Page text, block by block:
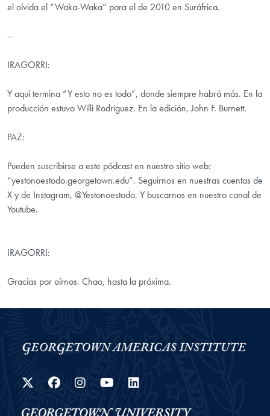
el olvida el “Waka-Waka” para el de 2010 en Suráfrica.
--
IRAGORRI:
Y aquí termina “Y esto no es todo”, donde siempre habrá más. En la
producción estuvo Willi Rodríguez. En la edición, John F. Burnett.
PAZ:
Pueden suscribirse a este pódcast en nuestro sitio web:
“yestonoestodo.georgetown.edu”. Seguirnos en nuestras cuentas de
X y de Instagram, @Yestonoestodo. Y buscarnos en nuestro canal de
Youtube.
IRAGORRI:
Gracias por oírnos. Chao, hasta la próxima.
Twitter
Facebook
Instagram
YouTube